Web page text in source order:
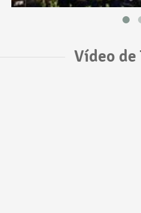
Vídeo de